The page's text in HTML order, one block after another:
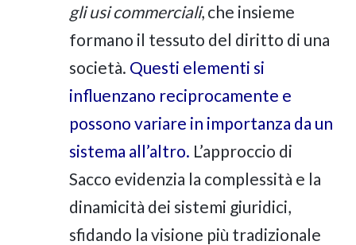
gli usi commerciali, che insieme
formano il tessuto del diritto di una
società. Questi elementi si
influenzano reciprocamente e
possono variare in importanza da un
sistema all’altro. L’approccio di
Sacco evidenzia la complessità e la
dinamicità dei sistemi giuridici,
sfidando la visione più tradizionale